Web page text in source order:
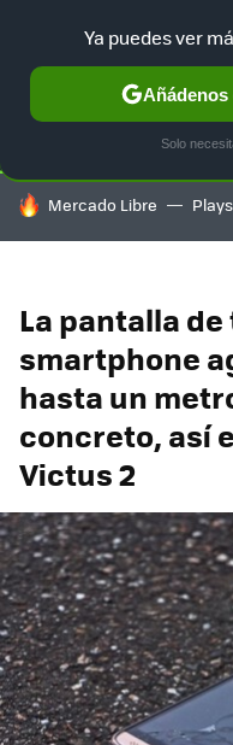
SELECCIÓN GAMING
HOY SE HABLA DE
Mercado Libre
La pantalla
smartphone
hasta un
concreto, así
Victus 2
Ya puedes ver
Solo